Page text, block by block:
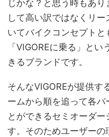
じかな？と思う時もあ
して高い訳ではなくリ
いてバイクコンセプトと
「VIGOREに乗る」と
きるブランドです。
そんなVIGOREが提供す
ームから順を追って各パ
とができるセミオーダ
す。そのためユーザー